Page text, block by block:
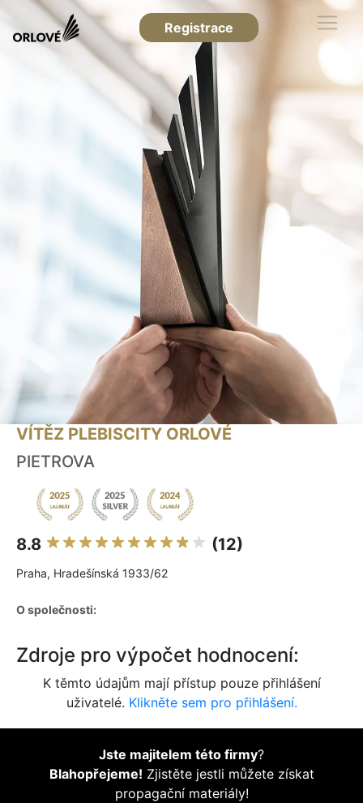
Registrace
VÍTĚZ PLEBISCITY ORLOVÉ
PIETROVA
8.8 (12)
Praha, Hradešínská 1933/62
O společnosti:
Zdroje pro výpočet hodnocení:
K těmto údajům mají přístup pouze přihlášení
uživatelé. Klikněte sem pro přihlášení.
Jste majitelem této firmy?
Blahopřejeme! Zjistěte jestli můžete získat
propagační materiály!